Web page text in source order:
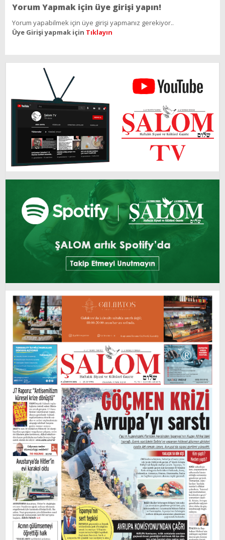
Yorum Yapmak için üye girişi yapın!
Yorum yapabilmek için üye girişi yapmanız gerekiyor..
Üye Girişi yapmak için Tıklayın